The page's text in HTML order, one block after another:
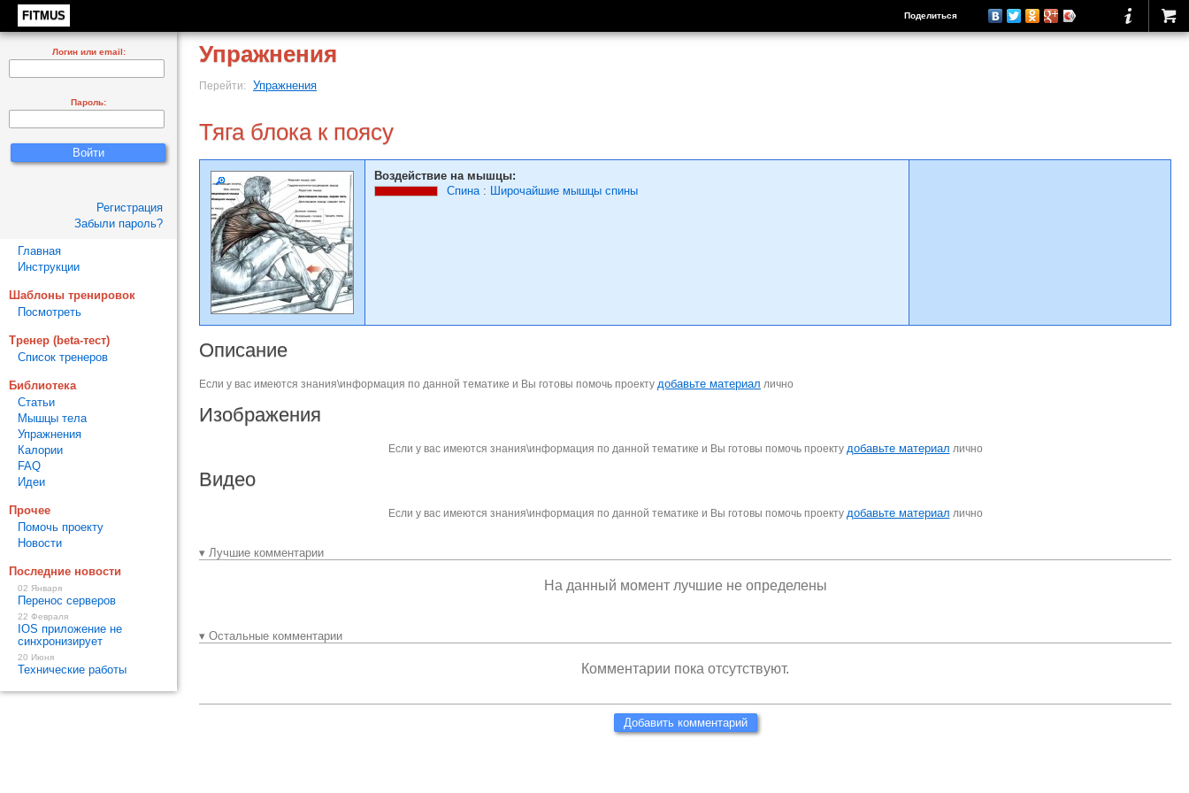
FITMUS Поделиться
Упражнения
Перейти: Упражнения
Тяга блока к поясу
Воздействие на мышцы:
Спина: Широчайшие мышцы спины
Описание
Если у вас имеются знания\информация по данной тематике и Вы готовы помочь проекту добавьте материал лично
Изображения
Если у вас имеются знания\информация по данной тематике и Вы готовы помочь проекту добавьте материал лично
Видео
Если у вас имеются знания\информация по данной тематике и Вы готовы помочь проекту добавьте материал лично
▾ Лучшие комментарии
На данный момент лучшие не определены
▾ Остальные комментарии
Комментарии пока отсутствуют.
Добавить комментарий
Логин или email:
Пароль:
Регистрация
Забыли пароль?
Главная
Инструкции
Шаблоны тренировок
Посмотреть
Тренер (beta-тест)
Список тренеров
Библиотека
Статьи
Мышцы тела
Упражнения
Калории
FAQ
Идеи
Прочее
Помочь проекту
Новости
Последние новости
02 Января
Перенос серверов
22 Февраля
IOS приложение не
синхронизирует
20 Июня
Технические работы